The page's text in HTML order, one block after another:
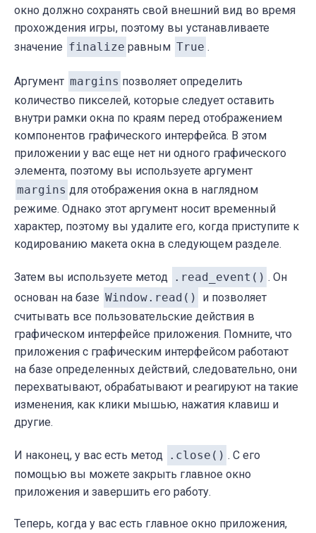
окно должно сохранять свой внешний вид во время
прохождения игры, поэтому вы устанавливаете
значение finalize равным True .
Аргумент margins позволяет определить
количество пикселей, которые следует оставить
внутри рамки окна по краям перед отображением
компонентов графического интерфейса. В этом
приложении у вас еще нет ни одного графического
элемента, поэтому вы используете аргумент
margins для отображения окна в наглядном
режиме. Однако этот аргумент носит временный
характер, поэтому вы удалите его, когда приступите к
кодированию макета окна в следующем разделе.
Затем вы используете метод .read_event() . Он
основан на базе Window.read()
и позволяет
считывать все пользовательские действия в
графическом интерфейсе приложения. Помните, что
приложения с графическим интерфейсом работают
на базе определенных действий, следовательно, они
перехватывают, обрабатывают и реагируют на такие
изменения, как клики мышью, нажатия клавиш и
другие.
И наконец, у вас есть метод .close() . С его
помощью вы можете закрыть главное окно
приложения и завершить его работу.
Теперь, когда у вас есть главное окно приложения,